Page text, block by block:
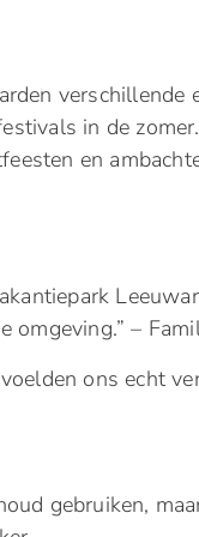
verschillende
in de
en
–
ons echt
gebruiken,